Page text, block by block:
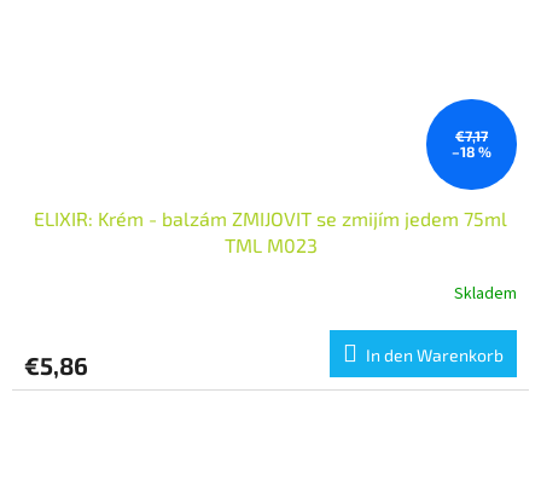
€7,17
–18 %
ELIXIR: Krém - balzám ZMIJOVIT se zmijím jedem 75ml
TML M023
Skladem
€5,86 In den Warenkorb